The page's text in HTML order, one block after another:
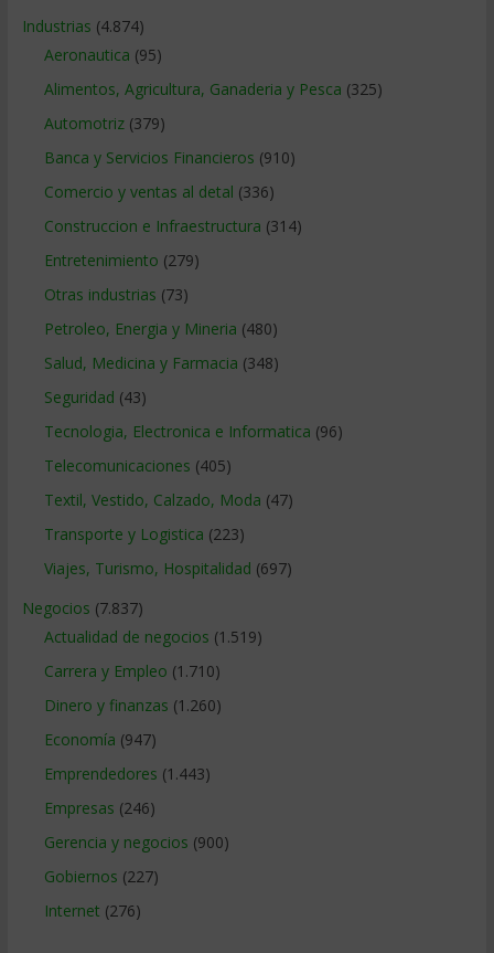
Industrias (4.874)
Aeronautica (95)
Alimentos, Agricultura, Ganaderia y Pesca (325)
Automotriz(379)
Banca y Servicios Financieros (910)
Comercio y ventas al detal (336)
Construccion e Infraestructura (314)
Entretenimiento (279)
Otras industrias (73)
Petroleo, Energia y Mineria (480)
Salud, Medicina y Farmacia (348)
Seguridad (43)
Tecnologia, Electronica e Informatica (96)
Telecomunicaciones (405)
Textil, Vestido, Calzado, Moda (47)
Transporte y Logistica (223)
Viajes, Turismo, Hospitalidad (697)
Negocios (7.837)
Actualidad de negocios (1.519)
Carrera y Empleo (1.710)
Dinero y finanzas (1.260)
Economía (947)
Emprendedores (1.443)
Empresas (246)
Gerencia y negocios (900)
Gobiernos (227)
Internet (276)